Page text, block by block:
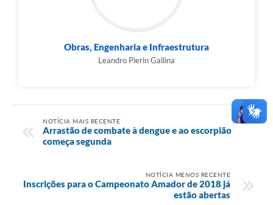
Obras, Engenharia e Infraestrutura
Leandro Pierin Gallina
NOTÍCIA MAIS RECENTE
Arrastão de combate à dengue e ao escorpião
começa segunda
NOTÍCIA MENOS RECENTE
Inscrições para o Campeonato Amador de 2018 já
estão abertas